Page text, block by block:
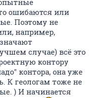
ошибаются или
Поэтому не
например,
случае) всё это
контору
контора, она уже
К геологам тоже не
) И начинается